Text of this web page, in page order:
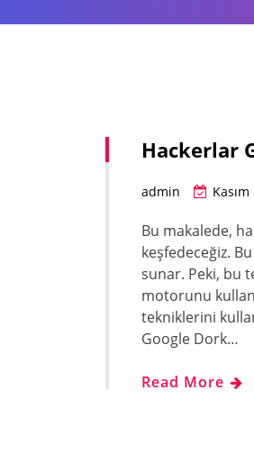
Hackerlar
admin
Bu makalede,
keşfedeceğiz.
sunar. Peki, bu
motorunu
tekniklerini
Google Dork…
Read More